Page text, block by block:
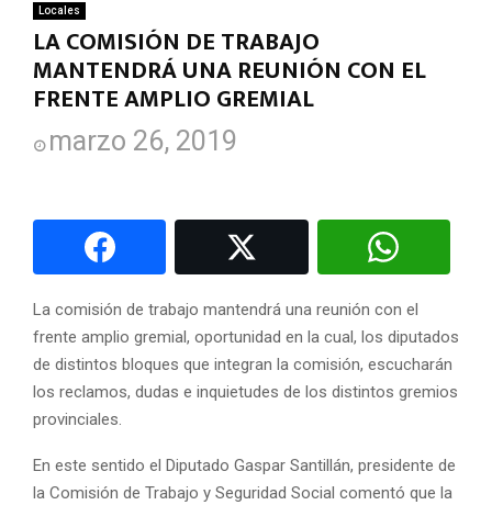
Locales
LA COMISIÓN DE TRABAJO
MANTENDRÁ UNA REUNIÓN CON EL
FRENTE AMPLIO GREMIAL
marzo 26, 2019
La comisión de trabajo mantendrá una reunión con el
frente amplio gremial, oportunidad en la cual, los diputados
de distintos bloques que integran la comisión, escucharán
los reclamos, dudas e inquietudes de los distintos gremios
provinciales.
En este sentido el Diputado Gaspar Santillán, presidente de
la Comisión de Trabajo y Seguridad Social comentó que la